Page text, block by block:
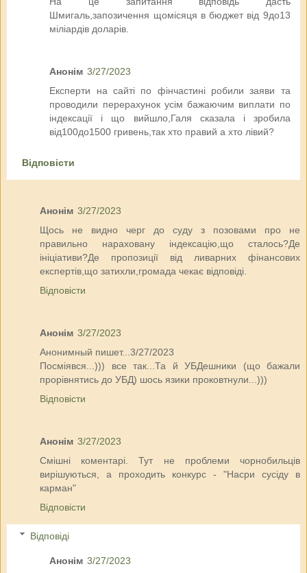
Шмигаль,запозичення щомісяця в бюджет від 9до13
міліардів доларів.
Анонім 3/27/2023
Експерти на сайті по фінчастині робили заяви та
проводили перерахунок усім бажаючим виплати по
індексації і що вийшло,Галя сказала і зробила
від100до1500 гривень,так хто правий а хто лівий?
Відповісти
Анонім 3/27/2023
Щось не видно черг до суду з позовами про не
правильно нараховану індексацію,що сталось?Де
ініціативи?Де пропозиції від ливарних фінансових
експертів,що затихли,громада чекає відповіді.
Відповісти
Анонім 3/27/2023
Анонимный пишет...3/27/2023
Посміявся...))) все так...Та й УБДешники (що бажали
прорівнятись до УБД) шось язики проковтнули...)))
Відповісти
Анонім 3/27/2023
Смішні коментарі. Тут не проблеми чорнобильців
вирішуються, а проходить конкурс - "Насри сусіду в
карман"
Відповісти
Відповіді
Анонім 3/27/2023